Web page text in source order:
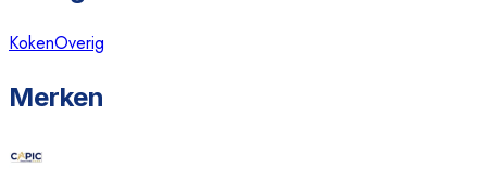
KokenOverig
Merken